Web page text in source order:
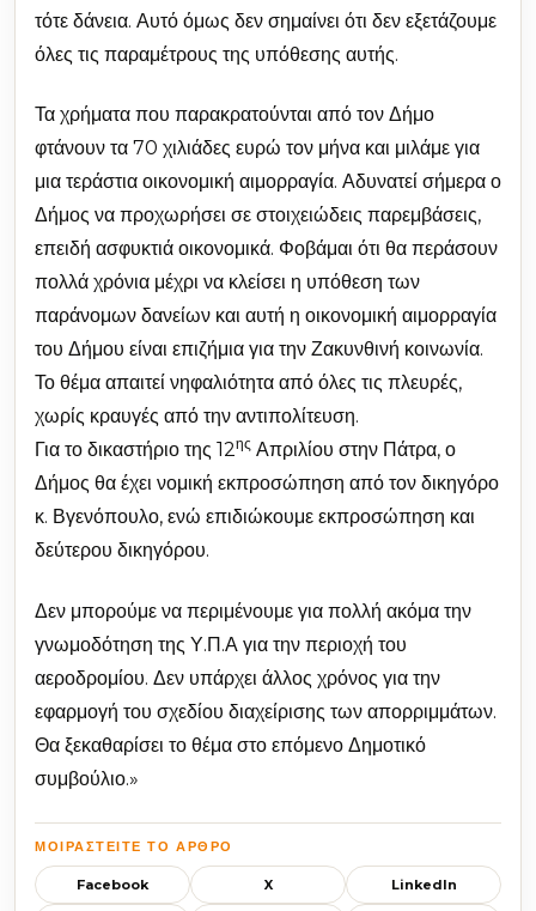
τότε δάνεια. Αυτό όμως δεν σημαίνει ότι δεν εξετάζουμε
όλες τις παραμέτρους της υπόθεσης αυτής.
Τα χρήματα που παρακρατούνται από τον Δήμο
φτάνουν τα 70 χιλιάδες ευρώ τον μήνα και μιλάμε για
μια τεράστια οικονομική αιμορραγία. Αδυνατεί σήμερα ο
Δήμος να προχωρήσει σε στοιχειώδεις παρεμβάσεις,
επειδή ασφυκτιά οικονομικά. Φοβάμαι ότι θα περάσουν
πολλά χρόνια μέχρι να κλείσει η υπόθεση των
παράνομων δανείων και αυτή η οικονομική αιμορραγία
του Δήμου είναι επιζήμια για την Ζακυνθινή κοινωνία.
Το θέμα απαιτεί νηφαλιότητα από όλες τις πλευρές,
χωρίς κραυγές από την αντιπολίτευση.
Για το δικαστήριο της 12ης Απριλίου στην Πάτρα, ο
Δήμος θα έχει νομική εκπροσώπηση από τον δικηγόρο
κ. Βγενόπουλο, ενώ επιδιώκουμε εκπροσώπηση και
δεύτερου δικηγόρου.
Δεν μπορούμε να περιμένουμε για πολλή ακόμα την
γνωμοδότηση της Υ.Π.Α για την περιοχή του
αεροδρομίου. Δεν υπάρχει άλλος χρόνος για την
εφαρμογή του σχεδίου διαχείρισης των απορριμμάτων.
Θα ξεκαθαρίσει το θέμα στο επόμενο Δημοτικό
συμβούλιο.»
ΜΟΙΡΑΣΤΕΊΤΕ ΤΟ ΆΡΘΡΟ
Facebook X LinkedIn